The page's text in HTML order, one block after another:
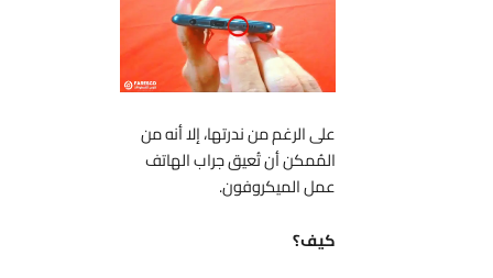
على الرغم من ندرتها، إلا أنه من
المُمكن أن تُعيق جراب الهاتف
عمل الميكروفون.
كيف؟